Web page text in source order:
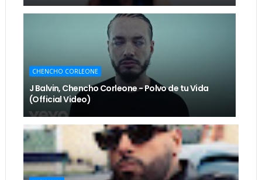
CHENCHO CORLEONE
J Balvin, Chencho Corleone - Polvo de tu Vida
(Official Video)